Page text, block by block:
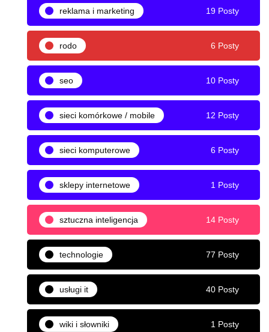
reklama i marketing 19 Posty
rodo 6 Posty
seo 10 Posty
sieci komórkowe / mobile 12 Posty
sieci komputerowe 6 Posty
sklepy internetowe 1 Posty
sztuczna inteligencja 14 Posty
technologie 77 Posty
usługi it 40 Posty
wiki i słowniki 1 Posty